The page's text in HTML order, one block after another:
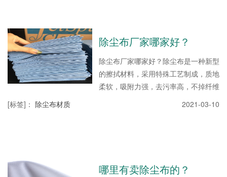
买？该除尘布广泛应用于电子厂、精密
制造行业的清洗擦拭，以及汽车、摩托
车、飞机、高档塑料件涂装前的预处
理。1)除尘布业生命周期。通过分析除
尘布行业的市场增长率、需求增长率、
除尘布厂家哪家好？
除尘布厂家哪家好？除尘布是一种新型
的擦拭材料，采用特殊工艺制成，质地
柔软，吸附力强，去污率高，不掉纤维
来除尘布生产厂家无锡恒泰胶粘就来和
[标签] ： 除尘布材质 2021-03-10
哪里有卖除尘布的？